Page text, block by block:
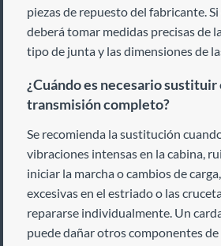
piezas de repuesto del fabricante.
deberá tomar medidas precisas de
tipo de junta y las dimensiones de
¿Cuándo es necesario sustituir
transmisión completo?
Se recomienda la sustitución
vibraciones intensas en la cabina,
iniciar la marcha o cambios de
excesivas en el estriado o las
repararse individualmente. Un
puede dañar otros componentes